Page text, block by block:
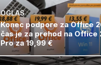
OGLAS
Konec podpore za Office
čas je za prehod na Office
Pro za 19,99 €